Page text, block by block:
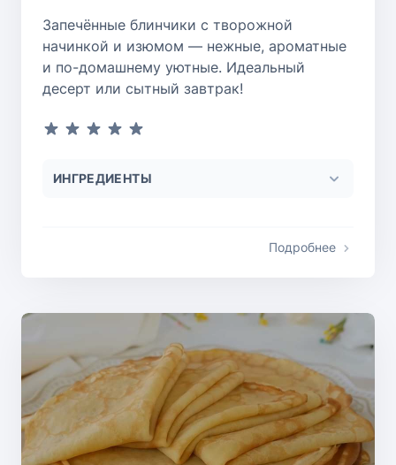
Запечённые блинчики с творожной
начинкой и изюмом — нежные, ароматные
и по-домашнему уютные. Идеальный
десерт или сытный завтрак!
ИНГРЕДИЕНТЫ
Подробнее